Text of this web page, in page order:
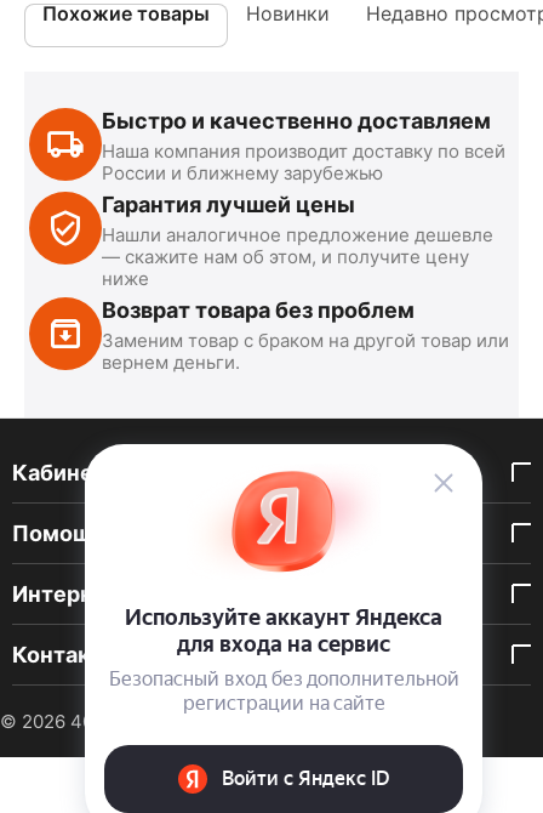
Похожие товары Новинки Недавно
Быстро и качественно доставляем
Наша компания производит доставку по всей
России и ближнему зарубежью
Гарантия лучшей цены
Нашли аналогичное предложение дешевле
— скажите нам об этом, и получите цену
ниже
Возврат товара без проблем
Заменим товар с браком на другой товар или
вернем деньги.
Кабинет покупателя
Помощь покупателю
Интернет-магазин
Контакты
© 2026 40 DEN. Интернет-магазин